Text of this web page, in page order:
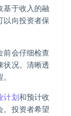
基于收入的融
以向投资者保
前会仔细检查
状况。清晰透
计划和预计收
。投资者希望